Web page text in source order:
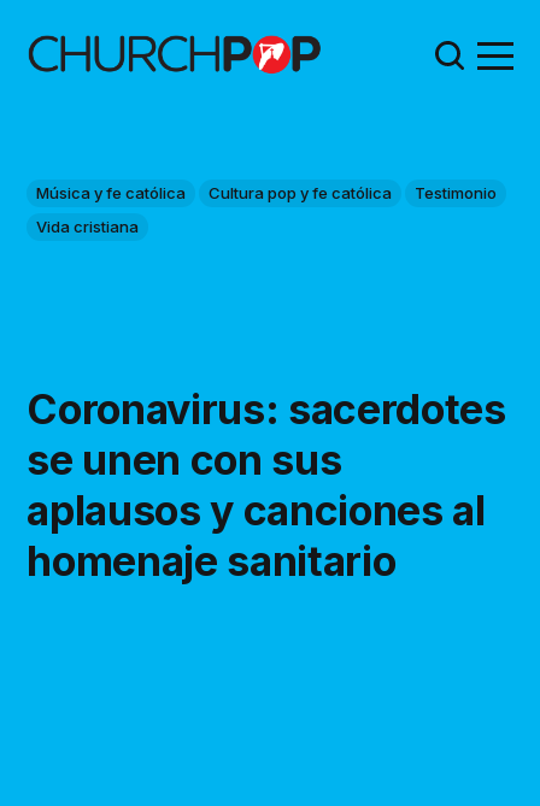
Música y fe católica Cultura pop y fe católica
Testimonio
Vida cristiana
Coronavirus: sacerdotes
se unen con sus
aplausos y canciones al
homenaje sanitario